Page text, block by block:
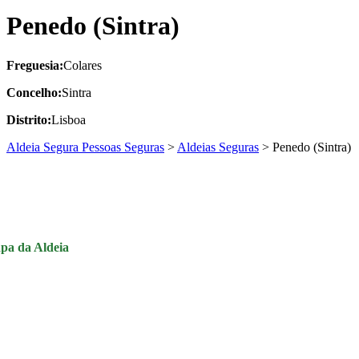
Penedo (Sintra)
Freguesia:Colares
Concelho:Sintra
Distrito:Lisboa
Aldeia Segura Pessoas Seguras > Aldeias Seguras > Penedo (Sintra)
da Aldeia